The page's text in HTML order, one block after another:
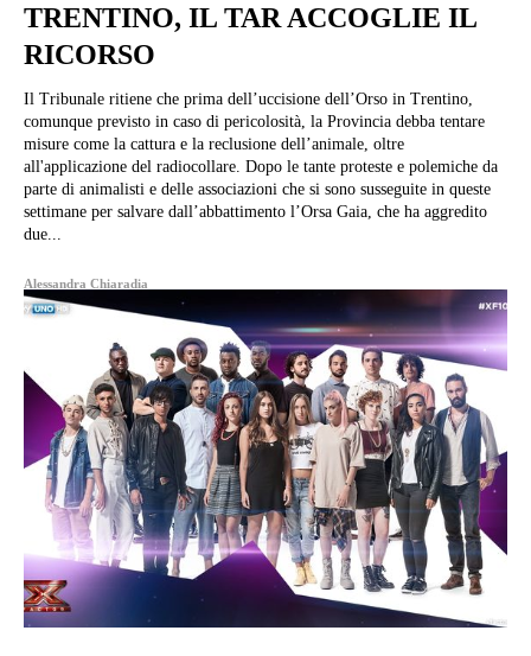
TRENTINO, IL TAR ACCOGLIE IL
RICORSO
Il Tribunale ritiene che prima dell’uccisione dell’Orso in Trentino,
comunque previsto in caso di pericolosità, la Provincia debba tentare
misure come la cattura e la reclusione dell’animale, oltre
all'applicazione del radiocollare. Dopo le tante proteste e polemiche da
parte di animalisti e delle associazioni che si sono susseguite in queste
settimane per salvare dall’abbattimento l’Orsa Gaia, che ha aggredito
due...
Alessandra Chiaradia